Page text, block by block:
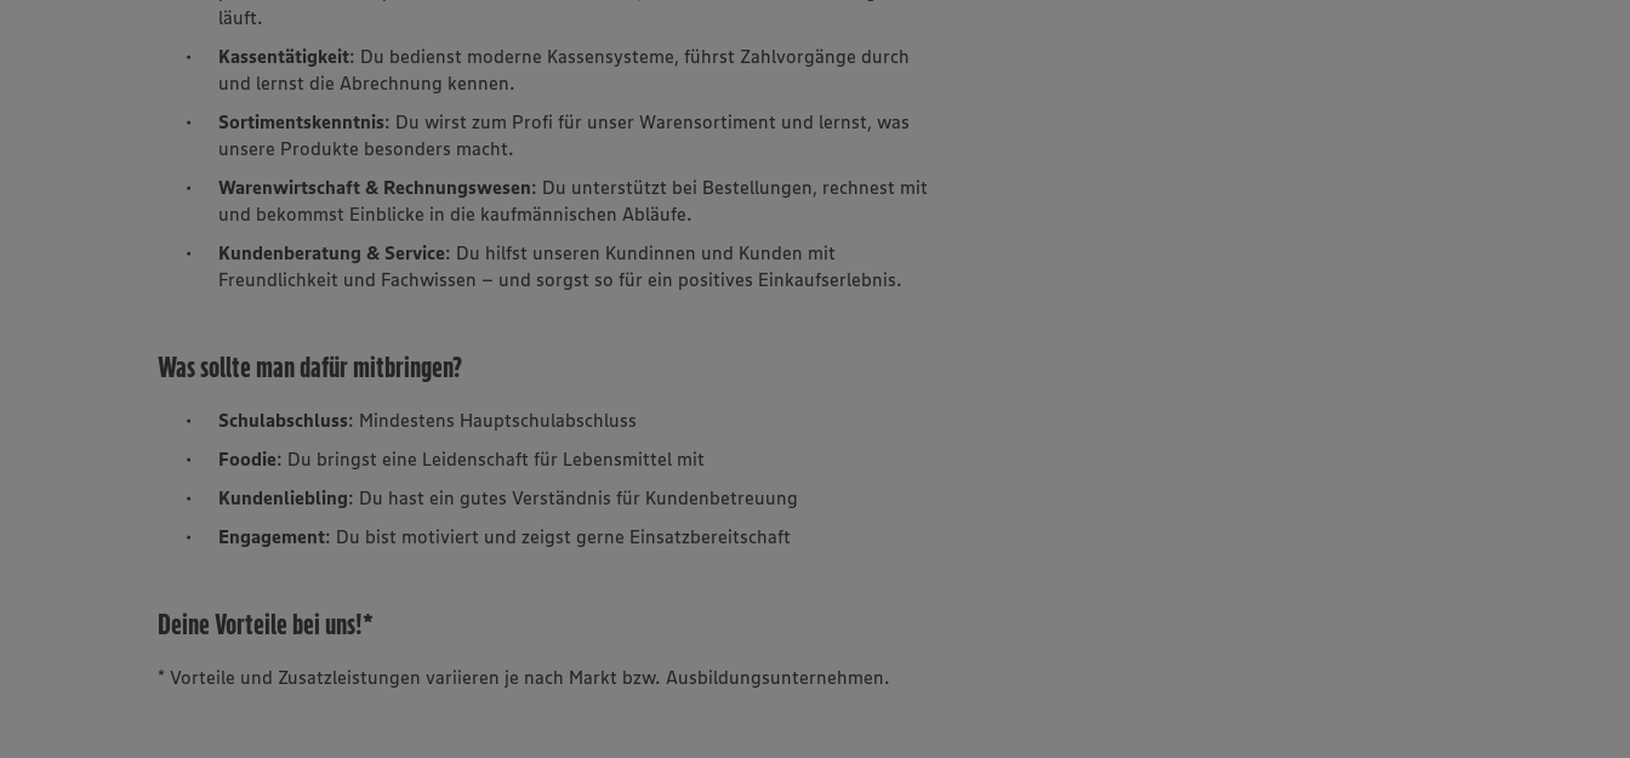
läuft.
Kassentätigkeit: Du bedienst moderne Kassensysteme, führst Zahlvorgänge durch
und lernst die Abrechnung kennen.
Sortimentskenntnis: Du wirst zum Profi für unser Warensortiment und lernst, was
unsere Produkte besonders macht.
Warenwirtschaft & Rechnungswesen: Du unterstützt bei Bestellungen, rechnest mit
und bekommst Einblicke in die kaufmännischen Abläufe.
Kundenberatung & Service: Du hilfst unseren Kundinnen und Kunden mit
Freundlichkeit und Fachwissen – und sorgst so für ein positives Einkaufserlebnis.
Was sollte man dafür mitbringen?
Schulabschluss: Mindestens Hauptschulabschluss
Foodie: Du bringst eine Leidenschaft für Lebensmittel mit
Kundenliebling: Du hast ein gutes Verständnis für Kundenbetreuung
Engagement: Du bist motiviert und zeigst gerne Einsatzbereitschaft
Deine Vorteile bei uns!*
* Vorteile und Zusatzleistungen variieren je nach Markt bzw. Ausbildungsunternehmen.